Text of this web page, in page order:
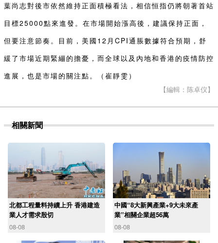
葉尚志對後市依然維持正面積極看法，相信恒指仍將朝著首站
目標25000點來進發。在市場開始漲高後，建議保持正面，
但要注意節奏。目前，美國12月CPI通脹數據符合預期，舒
緩了市場近期緊繃的擔憂，而全球以及內地和香港的疫情防控
進展，也是市場的關注點。（ 崔靜雯 ）
【編輯：陈卓仪】
相關新聞
北都工程量料持續上升 香港建造
業人才需求殷切
08-08
中國“8大新興產業+9大未來產
業”相關企業超56萬
08-08